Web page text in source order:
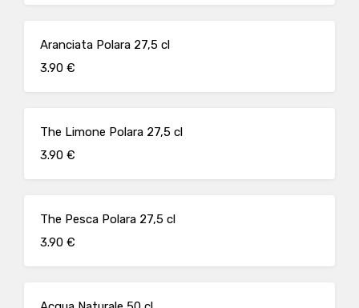
Aranciata Polara 27,5 cl
3.90 €
The Limone Polara 27,5 cl
3.90 €
The Pesca Polara 27,5 cl
3.90 €